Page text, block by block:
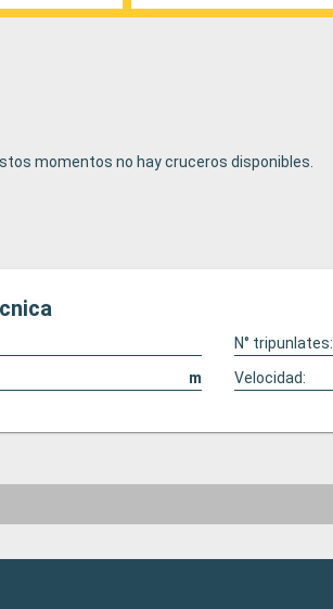
momentos no hay cruceros disponibles.
N° tripunlates:
m Velocidad: